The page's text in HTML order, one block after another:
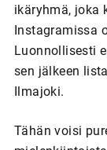
ikäryhmä, joka
Instagramissa
Luonnollisesti
sen jälkeen
Ilmajoki.
Tähän voisi